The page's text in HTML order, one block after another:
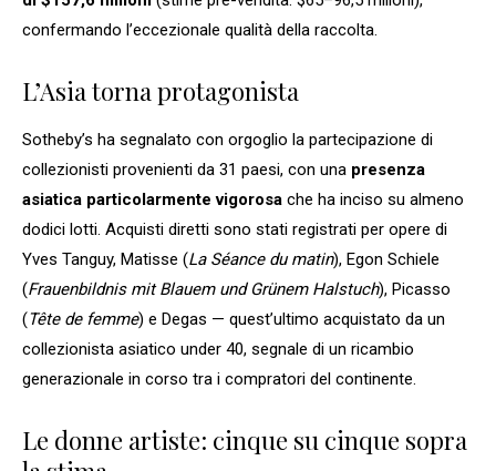
confermando l’eccezionale qualità della raccolta.
L’Asia torna protagonista
Sotheby’s ha segnalato con orgoglio la partecipazione di
collezionisti provenienti da 31 paesi, con una presenza
asiatica particolarmente vigorosa che ha inciso su almeno
dodici lotti. Acquisti diretti sono stati registrati per opere di
Yves Tanguy, Matisse (La Séance du matin), Egon Schiele
(Frauenbildnis mit Blauem und Grünem Halstuch), Picasso
(Tête de femme) e Degas — quest’ultimo acquistato da un
collezionista asiatico under 40, segnale di un ricambio
generazionale in corso tra i compratori del continente.
Le donne artiste: cinque su cinque sopra